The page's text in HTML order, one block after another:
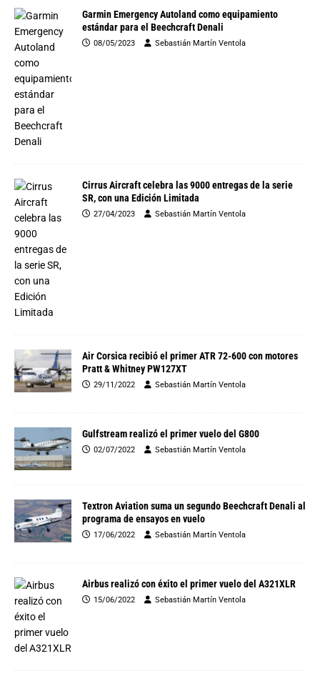
Garmin Emergency Autoland como equipamiento
estándar para el Beechcraft Denali
08/05/2023 Sebastián Martín Ventola
Cirrus Aircraft celebra las 9000 entregas de la serie
SR, con una Edición Limitada
27/04/2023 Sebastián Martín Ventola
Air Corsica recibió el primer ATR 72-600 con motores
Pratt & Whitney PW127XT
29/11/2022 Sebastián Martín Ventola
Gulfstream realizó el primer vuelo del G800
02/07/2022 Sebastián Martín Ventola
Textron Aviation suma un segundo Beechcraft Denali al
programa de ensayos en vuelo
17/06/2022 Sebastián Martín Ventola
Airbus realizó con éxito el primer vuelo del A321XLR
15/06/2022 Sebastián Martín Ventola